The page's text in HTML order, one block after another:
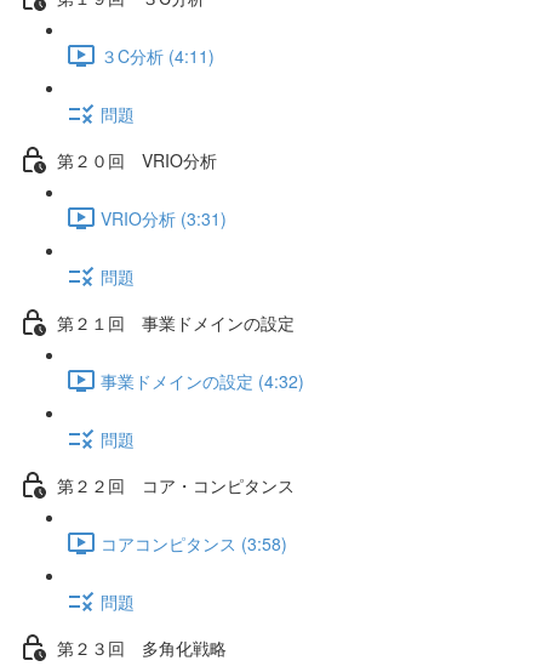
３C分析 (4:11)
問題
第２０回 VRIO分析
VRIO分析 (3:31)
問題
第２１回 事業ドメインの設定
事業ドメインの設定 (4:32)
問題
第２２回 コア・コンピタンス
コアコンピタンス (3:58)
問題
第２３回 多角化戦略